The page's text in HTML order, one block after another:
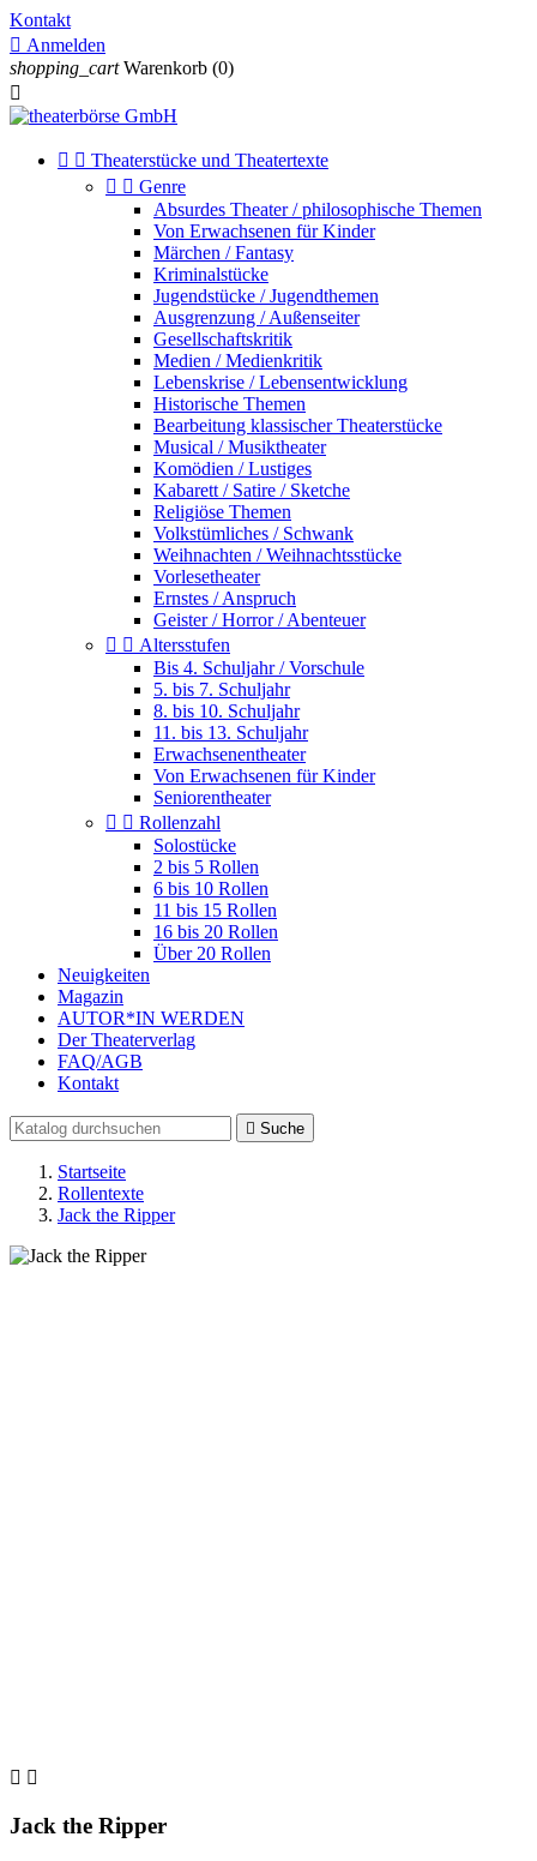
Kontakt
 Anmelden
shopping_cart Warenkorb (0)

  Theaterstücke und Theatertexte
  Genre
Absurdes Theater / philosophische Themen
Von Erwachsenen für Kinder
Märchen / Fantasy
Kriminalstücke
Jugendstücke / Jugendthemen
Ausgrenzung / Außenseiter
Gesellschaftskritik
Medien / Medienkritik
Lebenskrise / Lebensentwicklung
Historische Themen
Bearbeitung klassischer Theaterstücke
Musical / Musiktheater
Komödien / Lustiges
Kabarett / Satire / Sketche
Religiöse Themen
Volkstümliches / Schwank
Weihnachten / Weihnachtsstücke
Vorlesetheater
Ernstes / Anspruch
Geister / Horror / Abenteuer
  Altersstufen
Bis 4. Schuljahr / Vorschule
5. bis 7. Schuljahr
8. bis 10. Schuljahr
11. bis 13. Schuljahr
Erwachsenentheater
Von Erwachsenen für Kinder
Seniorentheater
  Rollenzahl
Solostücke
2 bis 5 Rollen
6 bis 10 Rollen
11 bis 15 Rollen
16 bis 20 Rollen
Über 20 Rollen
Neuigkeiten
Magazin
AUTOR*IN WERDEN
Der Theaterverlag
FAQ/AGB
Kontakt
 Suche
Startseite
Rollentexte
Jack the Ripper
 
Jack the Ripper